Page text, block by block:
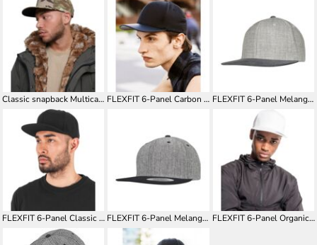
Classic snapback Multicam® (6089MC) FLEXFIT 6-Panel Carbon Snapback FLEXFIT 6-Panel Melange Velour Snapback FX6089VM
FLEXFIT 6-Panel Classic Snapback FLEXFIT 6-Panel Melange Solid Snapback FX6089MS FLEXFIT 6-Panel Organic Cotton Snapback FX6089OC